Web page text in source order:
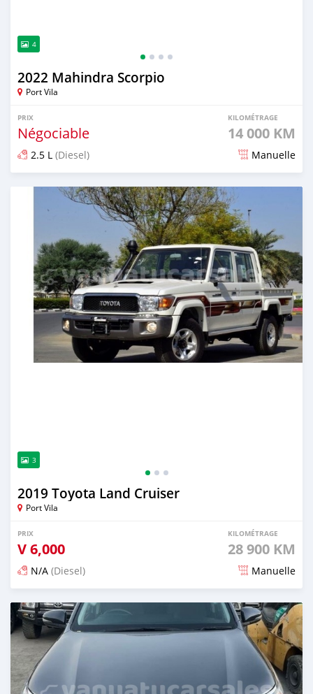
4
2022 Mahindra Scorpio
Port Vila
PRIX
Négociable
KILOMÉTRAGE
14 000 KM
2.5 L (Diesel) Manuelle
Publié il y a plus de 2 ans
3
2019 Toyota Land Cruiser
Port Vila
PRIX
V6,000
KILOMÉTRAGE
28 900 KM
N/A (Diesel) Manuelle
Publié il y a plus de 2 ans